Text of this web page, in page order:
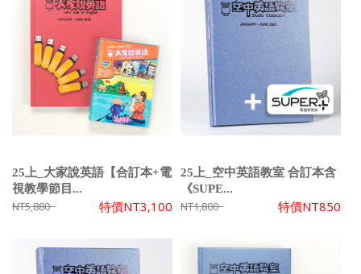
25上_大家說英語【合訂本+電
視教學節目...
NT5,880 特價NT3,100
25上_空中英語教室 合訂本含
《SUPE...
NT1,800 特價NT850